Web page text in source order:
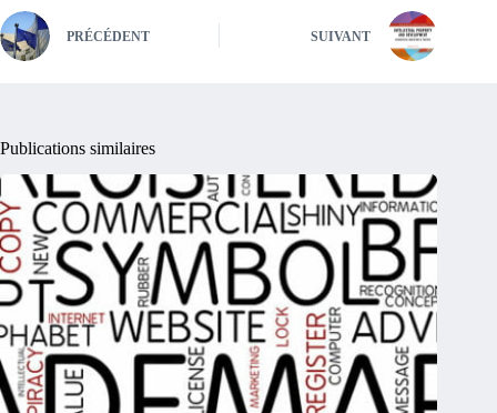
PRÉCÉDENT SUIVANT
Publications similaires